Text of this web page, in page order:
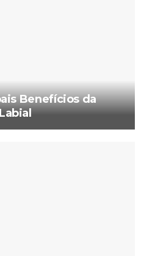
Benefícios da